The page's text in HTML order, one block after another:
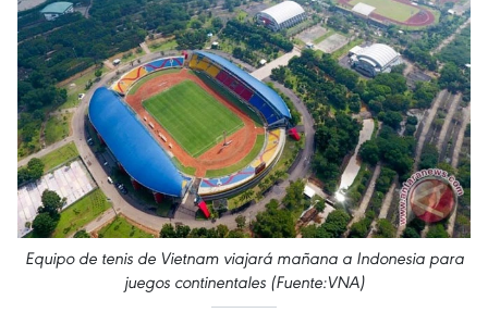
Equipo de tenis de Vietnam viajará mañana a Indonesia para
juegos continentales (Fuente:VNA)